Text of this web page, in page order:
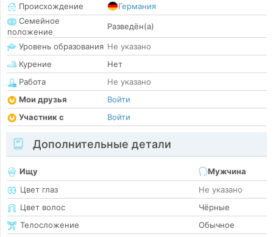
Происхождение
Германия
Семейное
положение
Разведён(а)
Уровень образования Не указано
Курение
Нет
Работа
Не указано
Мои друзья
Войти
Участник с
Войти
Дополнительные детали
Ищу
Мужчина
Цвет глаз
Не указано
Цвет волос
Чёрные
Телосложение
Обычное